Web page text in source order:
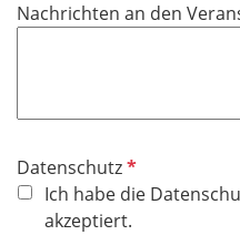
Nachrichten an den
DatenschutzP
f
l
Ich habe die
akzeptiert.